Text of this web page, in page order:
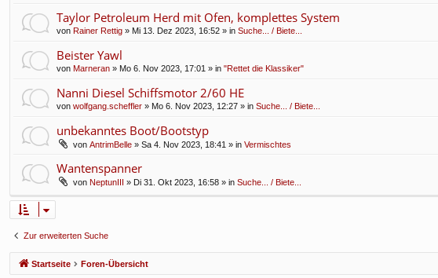
Taylor Petroleum Herd mit Ofen, komplettes System
von Rainer Rettig » Mi 13. Dez 2023, 16:52 » in Suche... / Biete...
Beister Yawl
von Marneran » Mo 6. Nov 2023, 17:01 » in "Rettet die Klassiker"
Nanni Diesel Schiffsmotor 2/60 HE
von wolfgang.scheffler » Mo 6. Nov 2023, 12:27 » in Suche... / Biete...
unbekanntes Boot/Bootstyp
von AntrimBelle » Sa 4. Nov 2023, 18:41 » in Vermischtes
Wantenspanner
von NeptunIII » Di 31. Okt 2023, 16:58 » in Suche... / Biete...
Zur erweiterten Suche
Startseite Foren-Übersicht